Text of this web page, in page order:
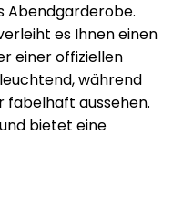
Abendgarderobe.
es Ihnen einen
einer offiziellen
während
fabelhaft aussehen.
bietet eine